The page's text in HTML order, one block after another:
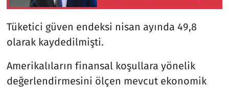
Tüketici güven endeksi nisan ayında 49,8
olarak kaydedilmişti.
Amerikalıların finansal koşullara yönelik
değerlendirmesini ölçen mevcut ekonomik